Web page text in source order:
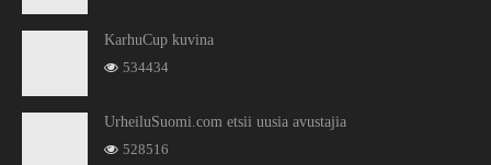
KarhuCup kuvina
534434
UrheiluSuomi.com etsii uusia avustajia
528516